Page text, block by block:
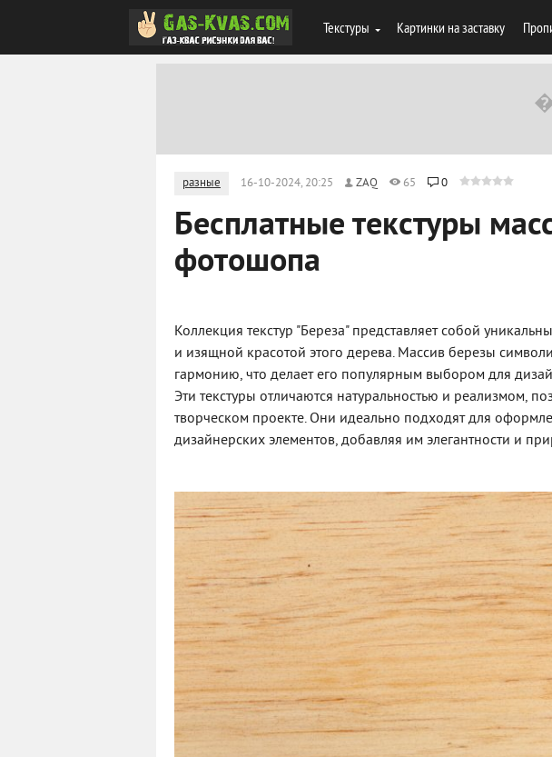
Текстуры Картинки на заставку
разные 16-10-2024, 20:25 ZAQ 65 0
Бесплатные текстуры
фотошопа
Коллекция текстур "Береза" представляет собой
и изящной красотой этого дерева. Массив березы
гармонию, что делает его популярным выбором для
Эти текстуры отличаются натуральностью и реализмом,
творческом проекте. Они идеально подходят для
дизайнерских элементов, добавляя им элегантности и